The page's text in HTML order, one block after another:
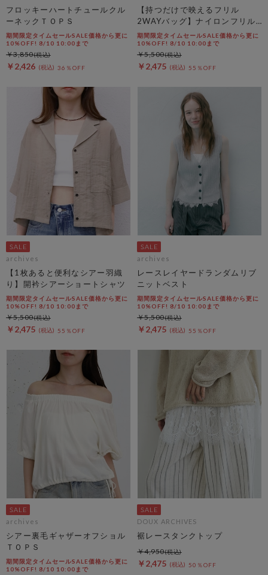
フロッキーハートチュールクル
ーネックＴＯＰＳ
期間限定タイムセールSALE価格から更に
10%OFF! 8/10 10:00まで
￥2,426 36％OFF
￥3,850
【持つだけで映えるフリル
2WAYバッグ】ナイロンフリル
２ＷＡＹバッグ
期間限定タイムセールSALE価格から更に
10%OFF! 8/10 10:00まで
￥2,475 55％OFF
￥5,500
archives
【1枚あると便利なシアー羽織
り】開衿シアーショートシャツ
期間限定タイムセールSALE価格から更に
10%OFF! 8/10 10:00まで
￥2,475 55％OFF
￥5,500
archives
レースレイヤードランダムリブ
ニットベスト
期間限定タイムセールSALE価格から更に
10%OFF! 8/10 10:00まで
￥2,475 55％OFF
￥5,500
archives
シアー裏毛ギャザーオフショル
ＴＯＰＳ
期間限定タイムセールSALE価格から更に
10%OFF! 8/10 10:00まで
DOUX ARCHIVES
裾レースタンクトップ
￥2,475 50％OFF
￥4,950